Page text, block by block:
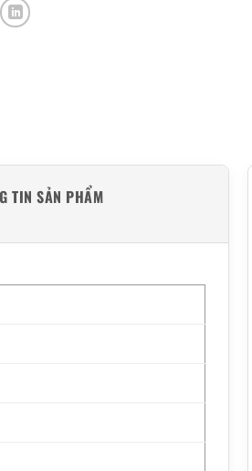
TIN SẢN PHẨM